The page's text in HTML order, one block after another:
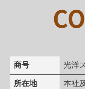
商号 光洋
所在地
本社